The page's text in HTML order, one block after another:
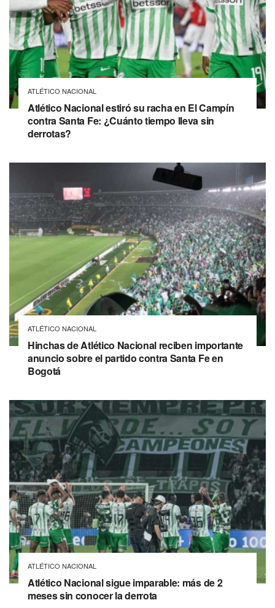
ATLÉTICO NACIONAL
Atlético Nacional estiró su racha en El Campín
contra Santa Fe: ¿Cuánto tiempo lleva sin
derrotas?
ATLÉTICO NACIONAL
Hinchas de Atlético Nacional reciben importante
anuncio sobre el partido contra Santa Fe en
Bogotá
ATLÉTICO NACIONAL
Atlético Nacional sigue imparable: más de 2
meses sin conocer la derrota